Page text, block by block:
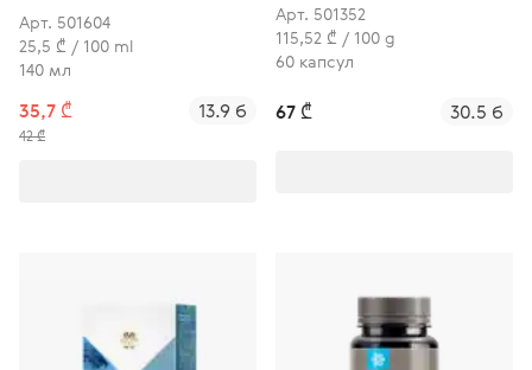
Арт. 501604
25,5 ₾ / 100 ml
140 мл
35,7 ₾
42 ₾
13.9 б
Арт. 501352
115,52 ₾ / 100 g
60 капсул
67 ₾ 30.5 б